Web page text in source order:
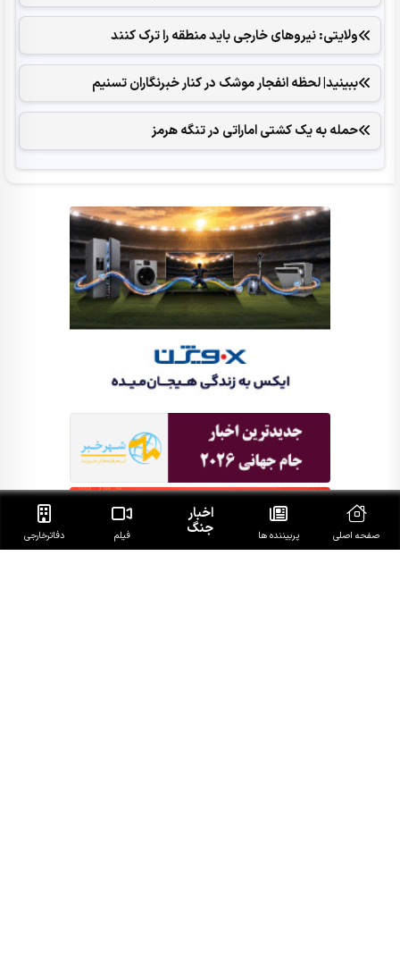
ولایتی: نیروهای خارجی باید منطقه را ترک کنند
ببینید| لحظه انفجار موشک‌ در کنار خبرنگاران تسنیم
حمله به یک کشتی اماراتی در تنگه هرمز
صفحه اصلی پربیننده ها
اخبار
جنگ فیلم دفاتر‌خارجی